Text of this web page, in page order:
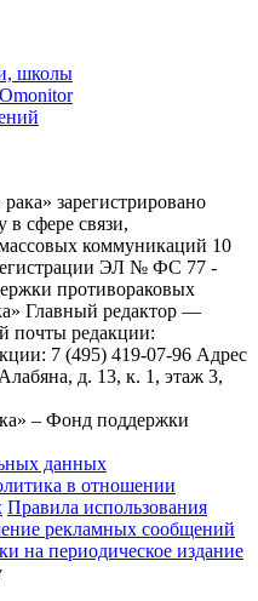
школы
зарегистрировано
в сфере связи,
коммуникаций 10
ЭЛ № ФС 77 -
противораковых
Главный редактор —
почты редакции:
7 (495) 419-07-96 Адрес
д. 13, к. 1, этаж 3,
– Фонд поддержки
данных
в отношении
Правила использования
рекламных сообщений
на периодическое издание